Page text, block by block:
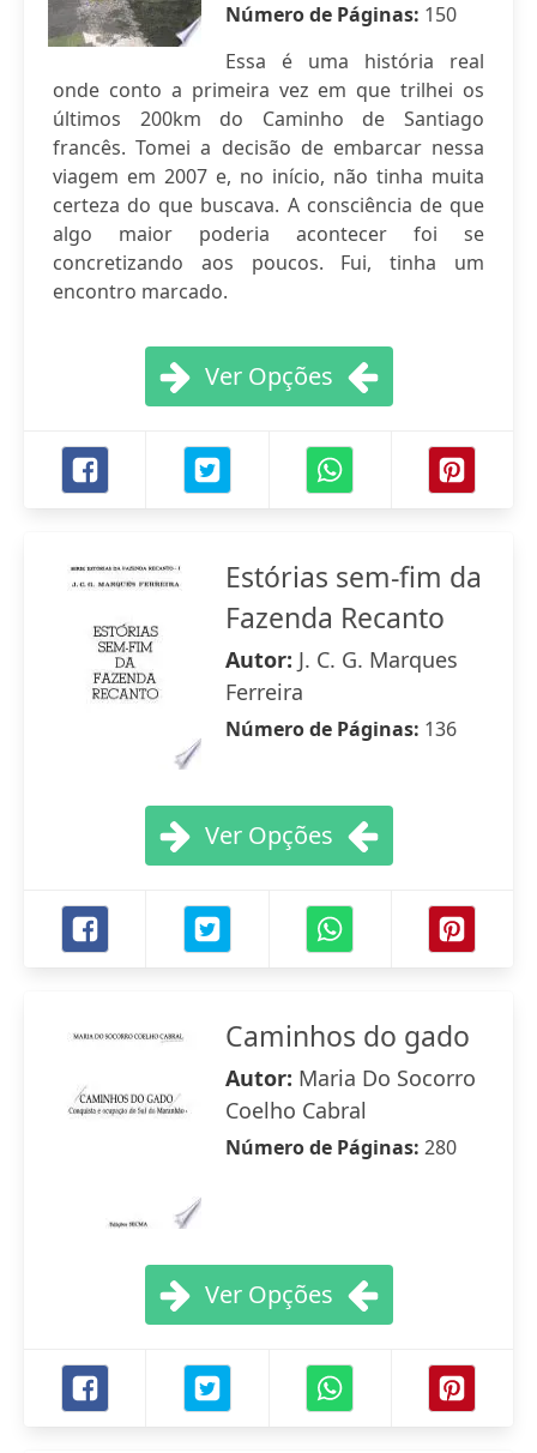
Número de Páginas: 150
Essa é uma história real
onde conto a primeira vez em que trilhei os
últimos 200km do Caminho de Santiago
francês. Tomei a decisão de embarcar nessa
viagem em 2007 e, no início, não tinha muita
certeza do que buscava. A consciência de que
algo maior poderia acontecer foi se
concretizando aos poucos. Fui, tinha um
encontro marcado.
Ver Opções
Estórias sem-fim da
Fazenda Recanto
Autor: J. C. G. Marques
Ferreira
Número de Páginas: 136
Ver Opções
Caminhos do gado
Autor: Maria Do Socorro
Coelho Cabral
Número de Páginas: 280
Ver Opções